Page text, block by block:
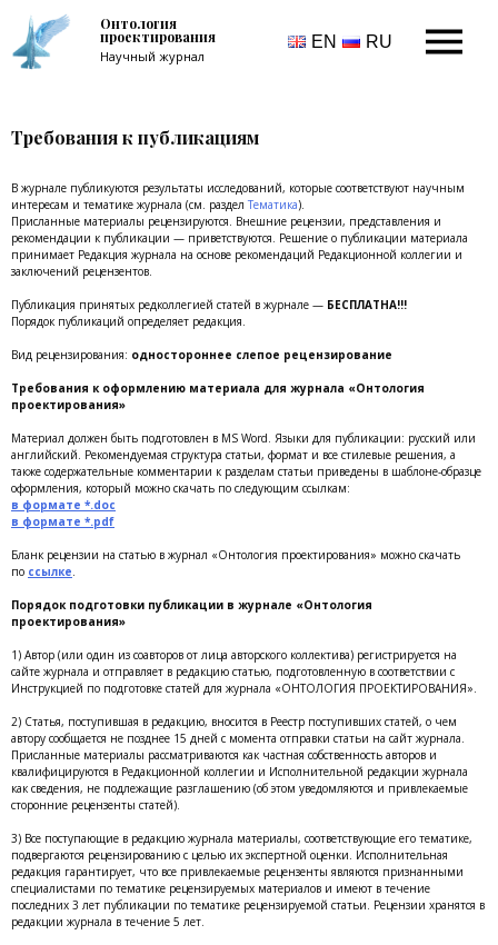
Онтология
проектирования
Научный журнал
EN RU
Требования к публикациям
В журнале публикуются результаты исследований, которые соответствуют научным
интересам и тематике журнала (см. раздел Тематика).
Присланные материалы рецензируются. Внешние рецензии, представления и
рекомендации к публикации — приветствуются. Решение о публикации материала
принимает Редакция журнала на основе рекомендаций Редакционной коллегии и
заключений рецензентов.
Публикация принятых редколлегией статей в журнале — БЕСПЛАТНА!!!
Порядок публикаций определяет редакция.
Вид рецензирования: одностороннее слепое рецензирование
Требования к оформлению материала для журнала «Онтология
проектирования»
Материал должен быть подготовлен в MS Word. Языки для публикации: русский или
английский. Рекомендуемая структура статьи, формат и все стилевые решения, а
также содержательные комментарии к разделам статьи приведены в шаблоне-образце
оформления, который можно скачать по следующим ссылкам:
в формате *.doc
в формате *.pdf
Бланк рецензии на статью в журнал «Онтология проектирования» можно скачать
по ссылке
Порядок подготовки публикации в журнале «Онтология
проектирования»
1) Автор (или один из соавторов от лица авторского коллектива) регистрируется на
сайте журнала и отправляет в редакцию статью, подготовленную в соответствии с
Инструкцией по подготовке статей для журнала «ОНТОЛОГИЯ ПРОЕКТИРОВАНИЯ».
2) Статья, поступившая в редакцию, вносится в Реестр поступивших статей, о чем
автору сообщается не позднее 15 дней с момента отправки статьи на сайт журнала.
Присланные материалы рассматриваются как частная собственность авторов и
квалифицируются в Редакционной коллегии и Исполнительной редакции журнала
как сведения, не подлежащие разглашению (об этом уведомляются и привлекаемые
сторонние рецензенты статей).
3) Все поступающие в редакцию журнала материалы, соответствующие его тематике,
подвергаются рецензированию с целью их экспертной оценки. Исполнительная
редакция гарантирует, что все привлекаемые рецензенты являются признанными
специалистами по тематике рецензируемых материалов и имеют в течение
последних 3 лет публикации по тематике рецензируемой статьи. Рецензии хранятся в
редакции журнала в течение 5 лет.